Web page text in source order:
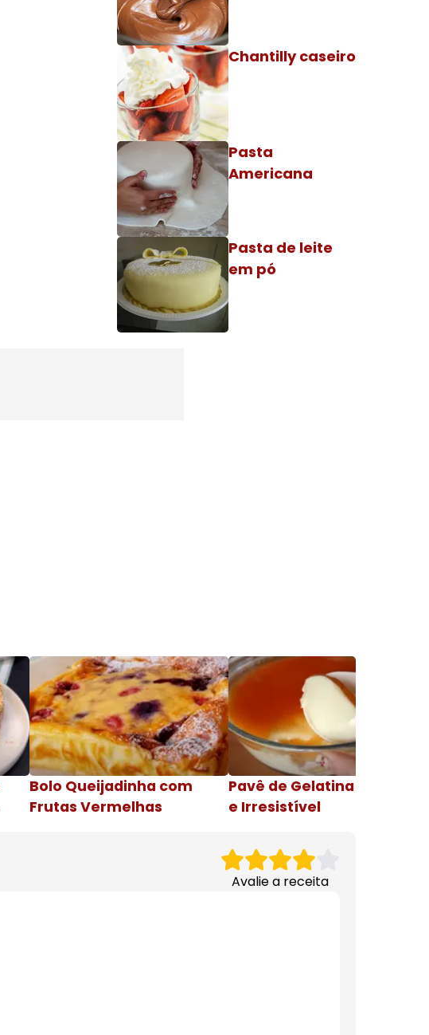
Chantilly caseiro
Pasta
Americana
Pasta de leite
em pó
Bolo Queijadinha com
Frutas Vermelhas
Pavê de Gelatina Cremosa
e Irresistível
Avalie a receita